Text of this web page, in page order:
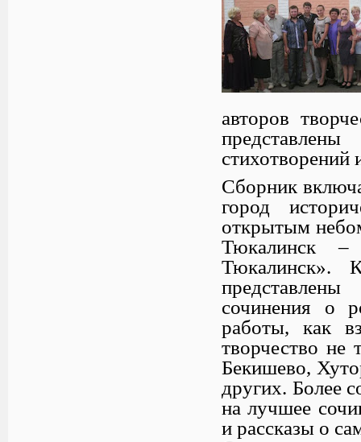
авторов
Сборник
город
открытым
Тюкалинск
Тюкалинск».
сочинения о
работы, как
творчество не
Бекишево,
других. Более
на лучшее
и рассказы о